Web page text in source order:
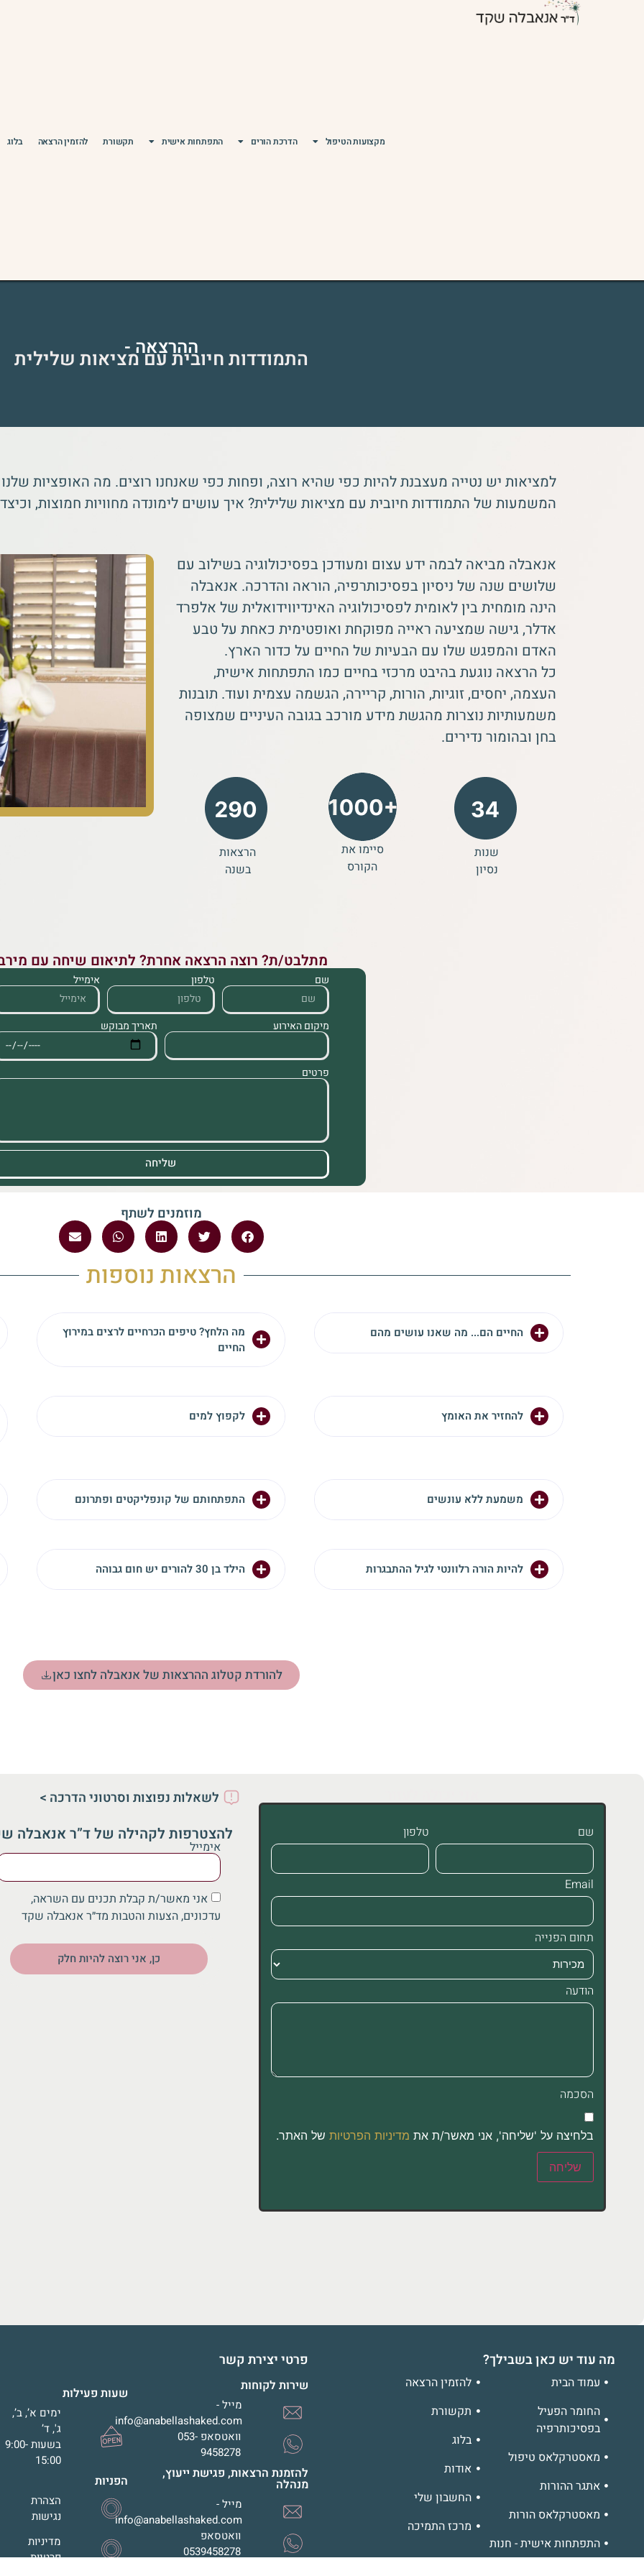
מקצועות הטיפול הדרכת הורים התפתחות אישית תקשורת להזמין הרצאה בלוג
ההרצאה -
התמודדות חיובית עם מציאות שלילית
למציאות יש נטייה מעצבנת להיות כפי שהיא רוצה, ופחות כפי שאנחנו רוצים. מה האופציות
המשמעות של התמודדות חיובית עם מציאות שלילית? איך עושים לימונדה מחוויות חמוצות,
אנאבלה מביאה לבמה ידע עצום ומעודכן בפסיכולוגיה בשילוב עם
שלושים שנה של ניסיון בפסיכותרפיה, הוראה והדרכה. אנאבלה
הינה מומחית בין לאומית לפסיכולוגיה האינדיווידואלית של אלפרד
אדלר, גישה שמציעה ראייה מפוקחת ואופטימית כאחת על טבע
האדם והמפגש שלו עם הבעיות של החיים על כדור הארץ.
כל הרצאה נוגעת בהיבט מרכזי בחיים כמו התפתחות אישית,
העצמה, יחסים, זוגיות, הורות, קריירה, הגשמה עצמית ועוד. תובנות
משמעותיות נוצרות מהגשת מידע מורכב בגובה העיניים שמצופה
בחן ובהומור נדירים.
שנות
נסיון
סיימו את
הקורס
הרצאות
בשנה
מתלבט/ת? רוצה הרצאה אחרת? לתיאום שיחה עם
שם טלפון אימייל
מיקום האירוע תאריך מבוקש
פרטים
שליחה
מוזמנים לשתף
הרצאות נוספות
החיים הם... מה שאנו עושים מהם
מה הלחץ? טיפים הכרחיים לרצים במירוץ
החיים
להחזיר את האומץ לקפוץ למים
משמעת ללא עונשים התפתחותם של קונפליקטים ופתרונם
להיות הורה רלוונטי לגיל ההתבגרות הילד בן 30 להורים יש חום גבוהה
להורדת קטלוג ההרצאות של אנאבלה לחצו כאן
שם טלפון
Email
תחום הפנייה
הודעה
הסכמה
בלחיצה על 'שליחה', אני מאשר/ת את מדיניות הפרטיות של האתר.
שליחה
לשאלות נפוצות וסרטוני הדרכה >
להצטרפות לקהילה של ד”ר אנאבלה
אימייל
אני מאשר/ת קבלת תכנים עם השראה,
עדכונים, הצעות והטבות מד״ר אנאבלה שקד
כן, אני רוצה להיות חלק
מה עוד יש כאן בשבילך?
להזמין הרצאה
תקשורת
בלוג
אודות
החשבון שלי
מרכז התמיכה
עמוד הבית
החומר הפעיל
בפסיכותרפיה
מאסטרקלאס טיפול
אתגר ההורות
מאסטרקלאס הורות
התפתחות אישית - חנות
פרטי יצירת קשר
שירות לקוחות
מייל -
info@anabellashaked.com
וואטסאפ 053-
9458278
להזמנת הרצאות, פגישת ייעוץ,
מנהלה
מייל -
info@anabellashaked.com
וואטסאפ
0539458278
שעות פעילות
ימים א’, ב’,
ג', ד’
בשעות 9:00-
15:00
הפניות
הצהרת
נגישות
מדיניות
פרטיות